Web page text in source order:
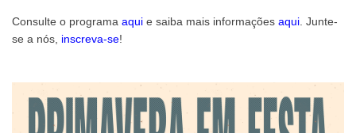
Consulte o programa aqui e saiba mais informações aqui . Junte-
se a nós, inscreva-se!